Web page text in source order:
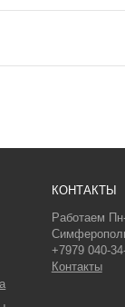
КОНТАКТЫ
Работаем
+7979 040-
Контакты